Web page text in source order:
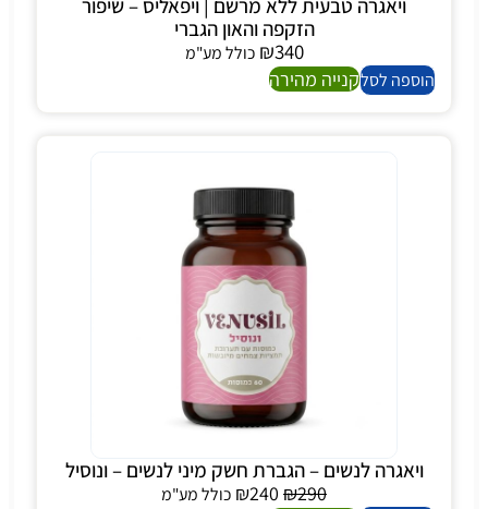
ויאגרה טבעית ללא מרשם | ויפאליס – שיפור
הזקפה והאון הגברי
₪340
כולל מע"מ
הוספה לסלקנייה מהירה
ויאגרה לנשים – הגברת חשק מיני לנשים – ונוסיל
₪290
₪240
כולל מע"מ